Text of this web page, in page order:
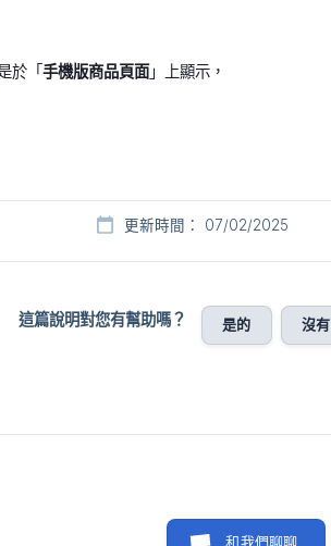
於「手機版商品頁面」上顯示，
更新時間： 07/02/2025
這篇說明對您有幫助嗎？ 是的 沒有
和我們聊聊